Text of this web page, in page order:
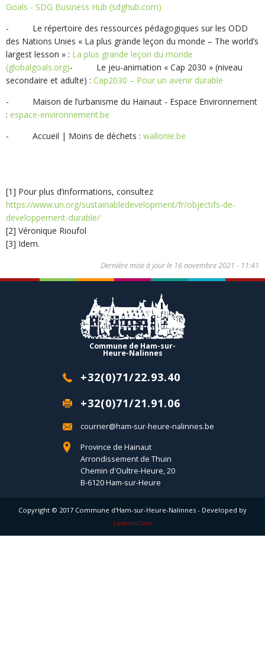
Goals - SDG Business Hub (sdghub.com)
- Le répertoire des ressources pédagogiques sur les ODD
des Nations Unies « La plus grande leçon du monde – The world’s
largest lesson » : La plus grande leçon du monde
(globalgoals.org)- Le jeu-animation « Cap 2030 » (niveau
secondaire et adulte) : Cap2030 – Pour un avenir durable
- Maison de l’urbanisme du Hainaut - Espace Environnement
: espace-environnement.be
- Accueil | Moins de déchets : wallonie.be
[1] Pour plus d’informations, consultez
https://www.un.org/sustainabledevelopment/fr/objectifs-de-
developpement-durable/
[2] Véronique Rioufol
[3] Idem.
Dernière mise à jour le 16 novembre 2021 - 11:41
Commune de Ham-sur-
Heure-Nalinnes
+32(0)71/22.93.40
+32(0)71/21.91.06
courrier@ham-sur-heure-nalinnes.be
Province de Hainaut
Arrondissement de Thuin
Chemin d'Oultre-Heure, 20
B-6120 Ham-sur-Heure
Copyright © 2017 Commune d'Ham-sur-Heure-Nalinnes - Developed by
LemonCom